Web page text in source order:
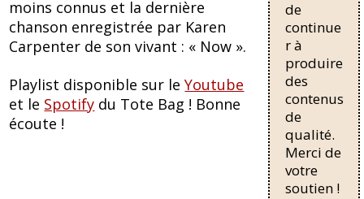
k
moins connus et la dernière
chanson enregistrée par Karen
Carpenter de son vivant : « Now ».
Playlist disponible sur leYoutube
et le Spotify du Tote Bag ! Bonne
écoute !
passant de
trois...
de
continue
r à
produire
des
contenus
de
qualité.
Merci de
votre
soutien !